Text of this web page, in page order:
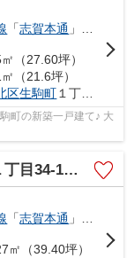
「志賀本通 」駅 徒歩10分
（27.60坪）
（21.6坪）
区生駒町 １丁目34-1
の新築一戸建て♪ 大
新築一戸建て 2号棟
「志賀本通 」駅 徒歩10分
㎡（39.40坪）